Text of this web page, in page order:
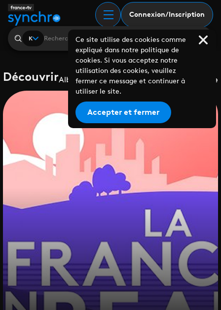
Connexion/Inscription
K
DécouvrirAlbumsPlaylistsCollaborationsLabels Genre
Ce site utilise des cookies comme
expliqué dans notre politique de
cookies. Si vous acceptez notre
utilisation des cookies, veuillez
fermer ce message et continuer à
utiliser le site.
Accepter et fermer